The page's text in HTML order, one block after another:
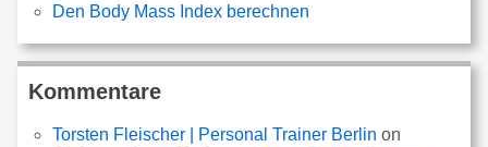
Den Body Mass Index berechnen
Kommentare
Torsten Fleischer | Personal Trainer Berlin on